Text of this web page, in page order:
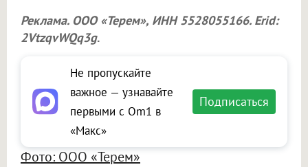
Реклама. ООО «Терем», ИНН 5528055166. Erid:
2VtzqvWQq3g.
Не пропускайте
важное — узнавайте
первыми с Om1 в
«Макс»
Подписаться
Фото: ООО «Терем»